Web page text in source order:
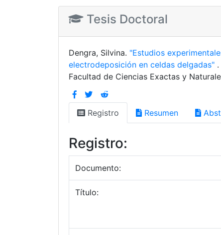
Tesis Doctoral
Dengra, Silvina. "Estudios
electrodeposición en celdas delgadas"
Facultad de Ciencias Exactas y
Registro Resumen
Registro:
Documento:
Título: